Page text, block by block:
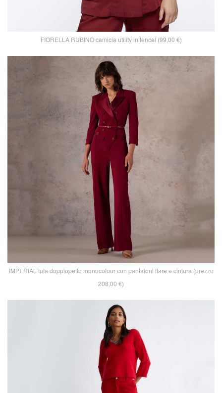
FIORELLA RUBINO camicia utility in tencel (99,00 €)
IMPERIAL tuta doppiopetto monocolour con pantaloni flare e cintura (prezzo
208,00 €)